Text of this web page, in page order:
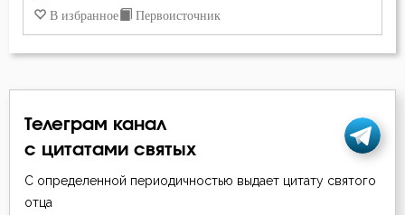
Искушение
Исправление
Лев Оптинский (Наголкин)
Макарий Оптинский (Иванов)
Марк Подвижник
Моисей Оптинский (Путилов)
Нектарий Оптинский (Тихонов)
В избранное Первоисточник
Телеграм канал
с цитатами святых
С определенной периодичностью выдает цитату святого
отца